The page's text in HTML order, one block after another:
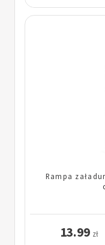
Rampa
13.99 zł